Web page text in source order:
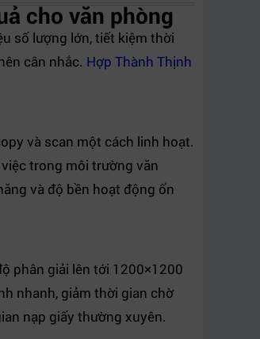
cho văn phòng
số lượng lớn, tiết kiệm thời
cân nhắc. Hợp Thành Thịnh
và scan một cách linh hoạt.
trong môi trường văn
và độ bền hoạt động ổn
phân giải lên tới 1200×1200
nhanh, giảm thời gian chờ
nạp giấy thường xuyên.